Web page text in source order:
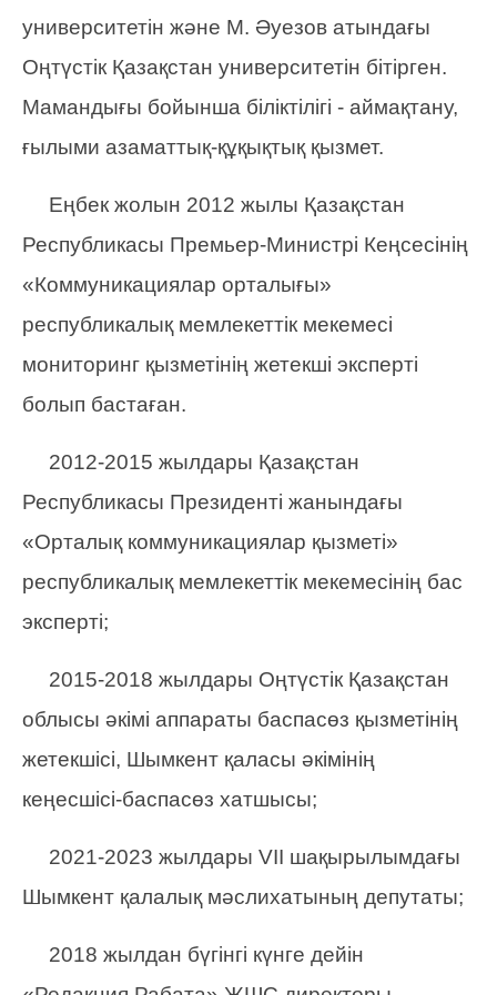
университетін және М. Әуезов атындағы
Оңтүстік Қазақстан университетін бітірген.
Мамандығы бойынша біліктілігі - аймақтану,
ғылыми азаматтық-құқықтық қызмет.
Еңбек жолын 2012 жылы Қазақстан
Республикасы Премьер-Министрі Кеңсесінің
«Коммуникациялар орталығы»
республикалық мемлекеттік мекемесі
мониторинг қызметінің жетекші эксперті
болып бастаған.
2012-2015 жылдары Қазақстан
Республикасы Президенті жанындағы
«Орталық коммуникациялар қызметі»
республикалық мемлекеттік мекемесінің бас
эксперті;
2015-2018 жылдары Оңтүстік Қазақстан
облысы әкімі аппараты баспасөз қызметінің
жетекшісі, Шымкент қаласы әкімінің
кеңесшісі-баспасөз хатшысы;
2021-2023 жылдары VII шақырылымдағы
Шымкент қалалық мәслихатының депутаты;
2018 жылдан бүгінгі күнге дейін